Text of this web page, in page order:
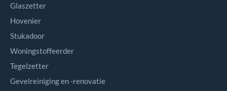
Glaszetter
Hovenier
Stukadoor
Woningstoffeerder
Tegelzetter
Gevelreiniging en -renovatie